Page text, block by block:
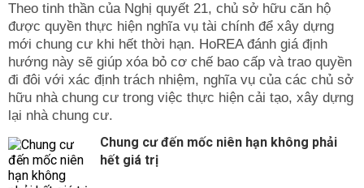
Theo tinh thần của Nghị quyết 21, chủ sở hữu căn hộ
được quyền thực hiện nghĩa vụ tài chính để xây dựng
mới chung cư khi hết thời hạn. HoREA đánh giá định
hướng này sẽ giúp xóa bỏ cơ chế bao cấp và trao quyền
đi đôi với xác định trách nhiệm, nghĩa vụ của các chủ sở
hữu nhà chung cư trong việc thực hiện cải tạo, xây dựng
lại nhà chung cư.
Chung cư đến mốc niên hạn không phải
hết giá trị